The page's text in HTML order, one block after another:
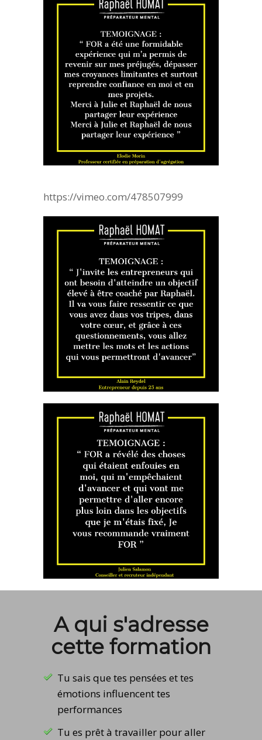
https://vimeo.com/478507999
A qui s'adresse
cette formation
Tu sais que tes pensées et tes
émotions influencent tes
performances
Tu es prêt à travailler pour aller